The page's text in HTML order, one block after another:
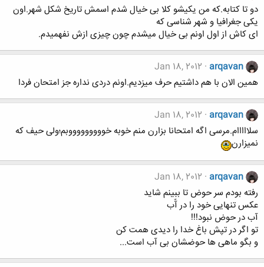
دو تا کتابه.که من یکیشو کلا بی خیال شدم اسمش تاریخ شکل شهر.اون
یکی جغرافیا و شهر شناسی که
ای کاش از اول اونم بی خیال میشدم چون چیزی ازش نفهمیدم.
arqavan
Jan 18, 2012
همین الان با هم داشتیم حرف میزدیم.اونم دردی نداره جز امتحان فردا
arqavan
Jan 18, 2012
سلااااام.مرسی اگه امتحانا بزارن منم خوبه خوووووووووبم؛ولی حیف که
نمیزارن
arqavan
Jan 18, 2012
رفته بودم سر حوض تا ببینم شاید
عکس تنهایی خود را در آّب
آب در حوض نبود!!!
تو اگر در تپش باغ خدا را دیدی همت کن
و بگو ماهی ها حوضشان بی آب است...